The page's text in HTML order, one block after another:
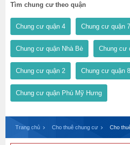
Tìm chung cư theo quận
Chung cư quận 4 Chung cư quận 7
Chung cư quận Nhà Bè Chung cư
Chung cư quận 2 Chung cư quận 8
Chung cư quận Phú Mỹ Hưng
Trang chủ Cho thuê chung cư Cho